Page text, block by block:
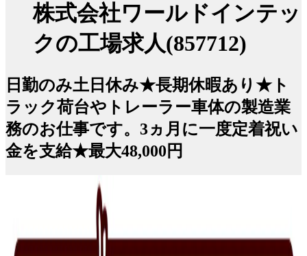
株式会社ワールドインテッ
クの工場求人(857712)
日勤のみ土日休み★長期休暇あり★ト
ラック荷台やトレーラー車体の製造業
務のお仕事です。3ヵ月に一度定着祝い
金を支給★最大48,000円